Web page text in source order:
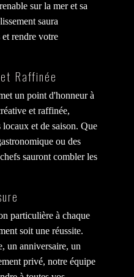
sur la mer et sa
saura
rendre votre
Raffinée
un point d'honneur à
et raffinée,
et de saison. Que
ou des
sauront combler les
particulière à chaque
soit une réussite.
un anniversaire, un
privé, notre équipe